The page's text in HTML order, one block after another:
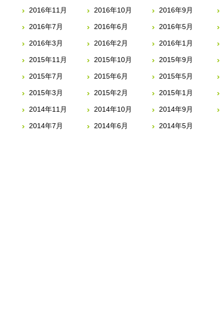
2016年11月 2016年10月 2016年9月
2016年7月 2016年6月 2016年5月
2016年3月 2016年2月 2016年1月
2015年11月 2015年10月 2015年9月
2015年7月 2015年6月 2015年5月
2015年3月 2015年2月 2015年1月
2014年11月 2014年10月 2014年9月
2014年7月 2014年6月 2014年5月